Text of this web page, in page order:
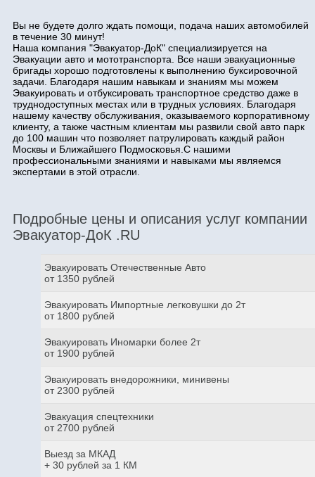
Вы не будете долго ждать помощи, подача наших автомобилей
в течение 30 минут!
Наша компания "Эвакуатор-ДоК" специализируется на
Эвакуации авто и мототранспорта. Все наши эвакуационные
бригады хорошо подготовлены к выполнению буксировочной
задачи. Благодаря нашим навыкам и знаниям мы можем
Эвакуировать и отбуксировать транспортное средство даже в
труднодоступных местах или в трудных условиях. Благодаря
нашему качеству обслуживания, оказываемого корпоративному
клиенту, а также частным клиентам мы развили свой авто парк
до 100 машин что позволяет патрулировать каждый район
Москвы и Ближайшего Подмосковья.С нашими
профессиональными знаниями и навыками мы являемся
экспертами в этой отрасли.
Подробные цены и описания услуг компании
Эвакуатор-ДоК .RU
Эвакуировать Отечественные Авто
от 1350 рублей
Эвакуировать Импортные легковушки до 2т
от 1800 рублей
Эвакуировать Иномарки более 2т
от 1900 рублей
Эвакуировать внедорожники, минивены
от 2300 рублей
Эвакуация спецтехники
от 2700 рублей
Выезд за МКАД
+ 30 рублей за 1 КМ